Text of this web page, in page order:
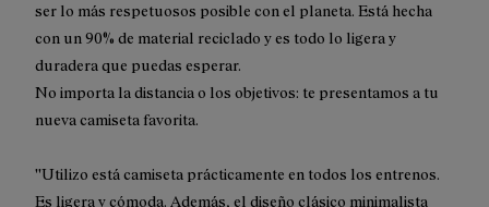
ser lo más respetuosos posible con el planeta. Está hecha
con un 90% de material reciclado y es todo lo ligera y
duradera que puedas esperar.
No importa la distancia o los objetivos: te presentamos a tu
nueva camiseta favorita.
''Utilizo está camiseta prácticamente en todos los entrenos.
Es ligera y cómoda. Además, el diseño clásico minimalista